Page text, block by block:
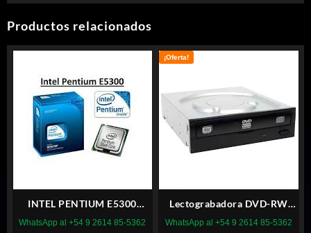
Productos relacionados
INTEL PENTIUM E5300
SOCKET 775
WhatsApp al +54 9 2614 85-5362
¡Oferta!
Lectograbadora DVD-RW
LITEON
WhatsApp al +54 9 2614 85-5362